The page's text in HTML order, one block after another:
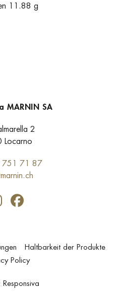
11.88 g
MARNIN SA
2
Locarno
751 71 87
Haltbarkeit der Produkte
Policy
Responsiva